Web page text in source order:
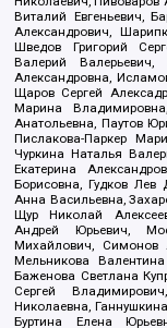
Виталий Евгеньевич,
Александрович,
Шведов Григорий
Валерий
Александровна,
Щаров Сергей
Марина
Анатольевна, Паутов
Пислакова-Паркер
Чуркина Наталья
Екатерина
Борисовна, Гудков
Анна Васильевна,
Щур Николай
Андрей Юрьевич,
Михайлович, Симонов
Мельникова
Баженова Светлана
Сергей
Николаевна,
Буртина Елена